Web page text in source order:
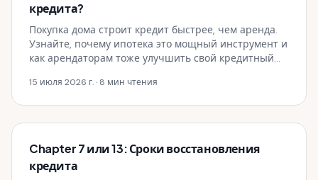
кредита?
Покупка дома строит кредит быстрее, чем аренда.
Узнайте, почему ипотека это мощный инструмент и
как арендаторам тоже улучшить свой кредитный
15 июля 2026 г.· 8 мин чтения
Chapter 7 или 13: Сроки восстановления
кредита